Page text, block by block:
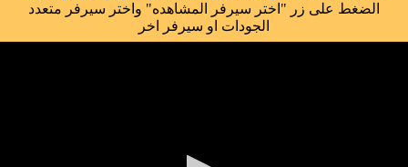
الضغط على زر "اختر سيرفر المشاهده" واختر سيرفر متعدد
الجودات او سيرفر اخر